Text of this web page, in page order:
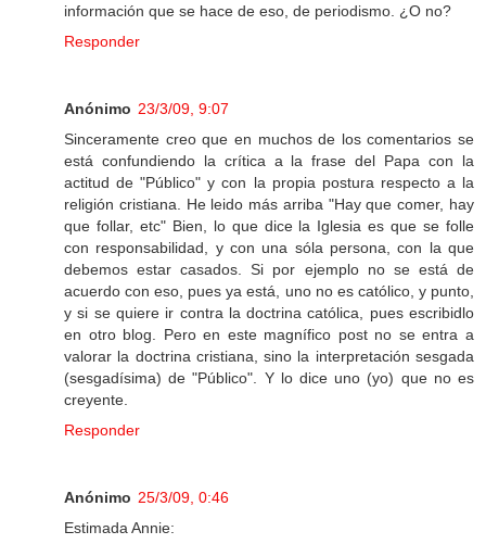
información que se hace de eso, de periodismo. ¿O no?
Responder
Anónimo 23/3/09, 9:07
Sinceramente creo que en muchos de los comentarios se
está confundiendo la crítica a la frase del Papa con la
actitud de "Público" y con la propia postura respecto a la
religión cristiana. He leido más arriba "Hay que comer, hay
que follar, etc" Bien, lo que dice la Iglesia es que se folle
con responsabilidad, y con una sóla persona, con la que
debemos estar casados. Si por ejemplo no se está de
acuerdo con eso, pues ya está, uno no es católico, y punto,
y si se quiere ir contra la doctrina católica, pues escribidlo
en otro blog. Pero en este magnífico post no se entra a
valorar la doctrina cristiana, sino la interpretación sesgada
(sesgadísima) de "Público". Y lo dice uno (yo) que no es
creyente.
Responder
Anónimo 25/3/09, 0:46
Estimada Annie: